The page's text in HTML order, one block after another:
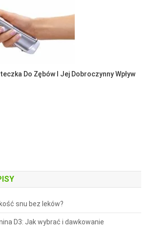
Do Zębów I Jej Dobroczynny Wpływ
snu bez leków?
D3: Jak wybrać i dawkowanie